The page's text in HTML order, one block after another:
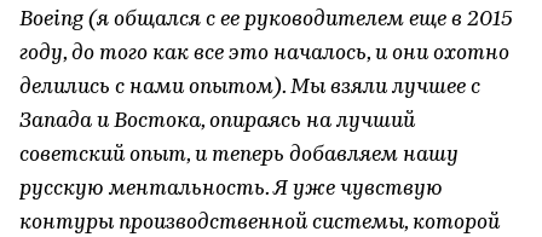
Boeing (я общался с ее руководителем еще в 2015
году, до того как все это началось, и они охотно
делились с нами опытом). Мы взяли лучшее с
Запада и Востока, опираясь на лучший
советский опыт, и теперь добавляем нашу
русскую ментальность. Я уже чувствую
контуры производственной системы, которой